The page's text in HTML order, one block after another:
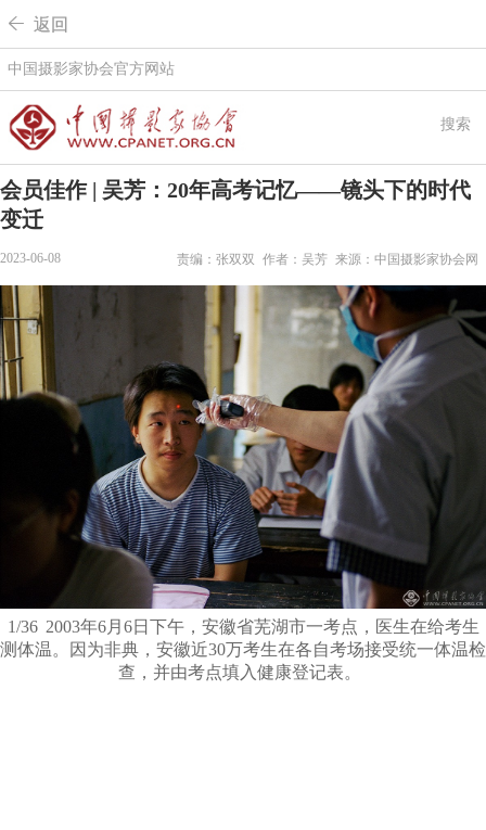
 返回
中国摄影家协会官方网站
搜索
会员佳作 | 吴芳：20年高考记忆——镜头下的时代
变迁
2023-06-08 来源：中国摄影家协会网
作者：吴芳
责编：张双双
1/36 2003年6月6日下午，安徽省芜湖市一考点，医生在给考生
测体温。因为非典，安徽近30万考生在各自考场接受统一体温检
查，并由考点填入健康登记表。